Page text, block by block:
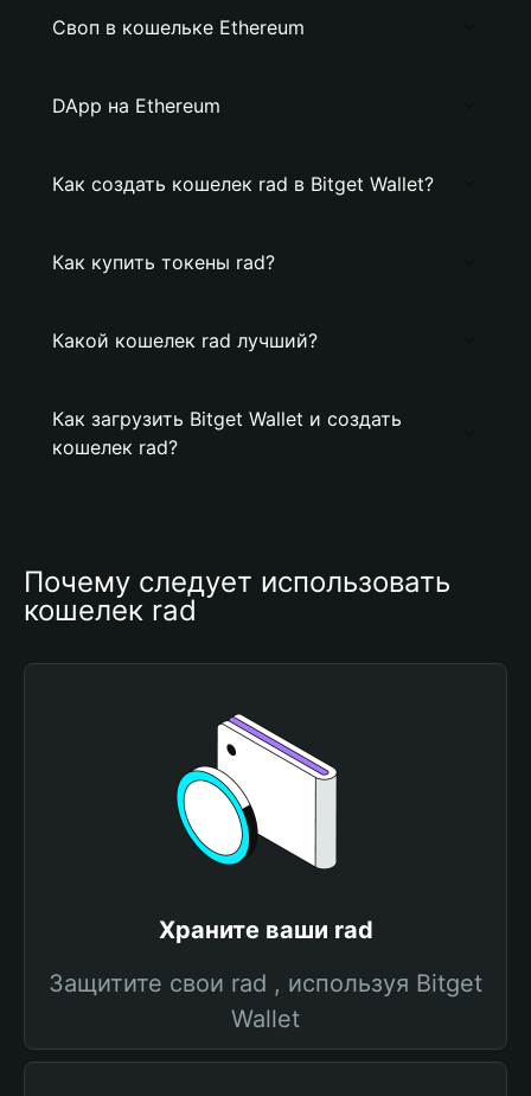
Своп в кошельке Ethereum
DApp на Ethereum
Как создать кошелек rad в Bitget Wallet?
Как купить токены rad?
Какой кошелек rad лучший?
Как загрузить Bitget Wallet и создать
кошелек rad?
Почему следует использовать
кошелек rad
Храните ваши rad
Защитите свои rad , используя Bitget
Wallet